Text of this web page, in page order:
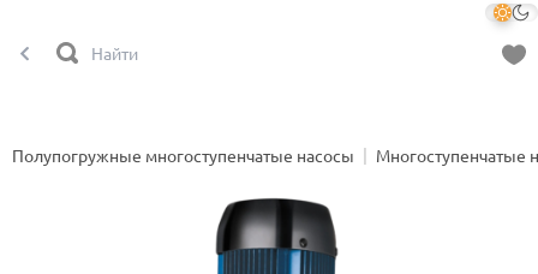
Полупогружные многоступенчатые насосы Многоступенчатые